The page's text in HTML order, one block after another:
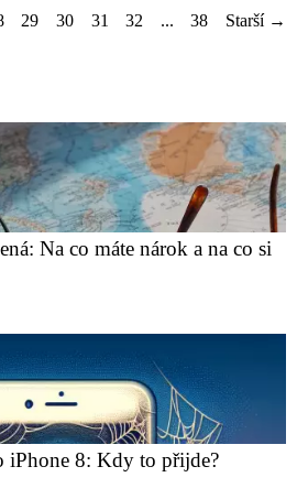
29 30 31 32 ... 38 Starší →
Na co máte nárok a na co si
iPhone 8: Kdy to přijde?